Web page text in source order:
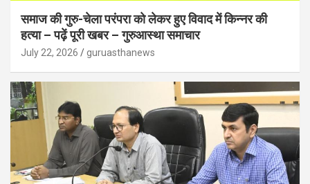
समाज की गुरु-चेला परंपरा को लेकर हुए विवाद में किन्नर की
हत्या – पढ़ें पूरी खबर – गुरुआस्था समाचार
July 22, 2026 guruasthanews